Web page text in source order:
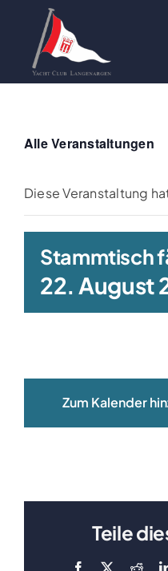
springen
Über uns
Termine
Aktuelles
Regatten
Hafen
Clubboote
Clubhaus
Alle Veranstaltungen
Diese Veranstaltung
Stammtisch
22. August
Zum Kalender
Teile
Facebook